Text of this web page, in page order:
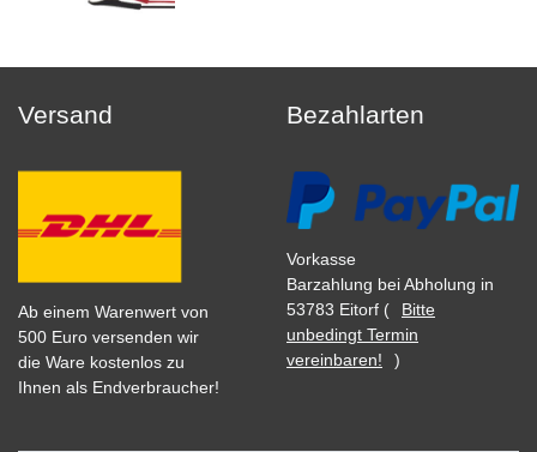
Versand
Ab einem Warenwert von
500 Euro versenden wir
die Ware kostenlos zu
Ihnen als Endverbraucher!
Bezahlarten
Vorkasse
Barzahlung bei Abholung in
53783 Eitorf (
Bitte
unbedingt Termin
vereinbaren!
)